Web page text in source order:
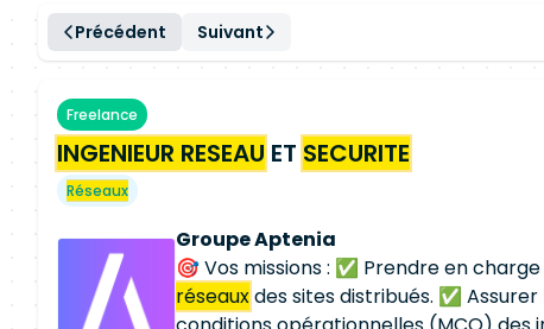
Précédent Suivant
Freelance
INGENIEUR RESEAU ET SECURITE
Réseaux
Groupe Aptenia
🎯 Vos missions : ✅ Prendre en
réseauxdes sites distribués. ✅